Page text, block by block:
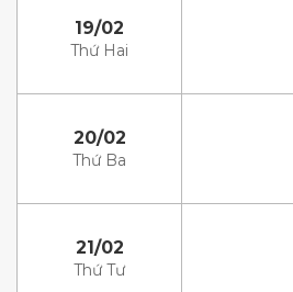
19/02
Thứ Hai
20/02
Thứ Ba
21/02
Thứ Tư